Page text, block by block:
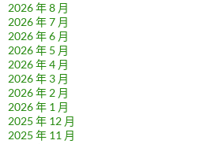
2026 年 8 月
2026 年 7 月
2026 年 6 月
2026 年 5 月
2026 年 4 月
2026 年 3 月
2026 年 2 月
2026 年 1 月
2025 年 12 月
2025 年 11 月